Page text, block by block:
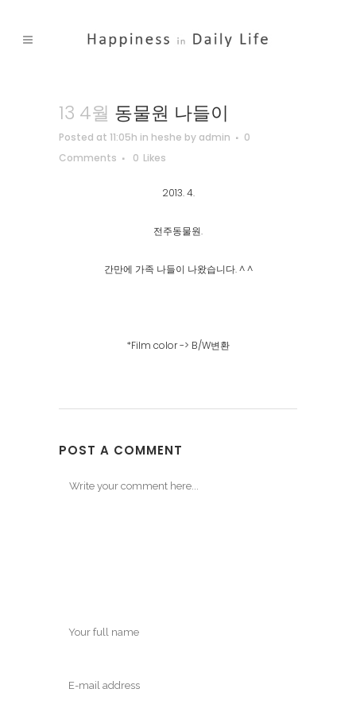
13 4월 동물원 나들이
Posted at 11:05h in heshe by admin
0
Comments
0 Likes
2013. 4.
전주동물원.
간만에 가족 나들이 나왔습니다. ^ ^
*Film color -> B/W변환
POST A COMMENT